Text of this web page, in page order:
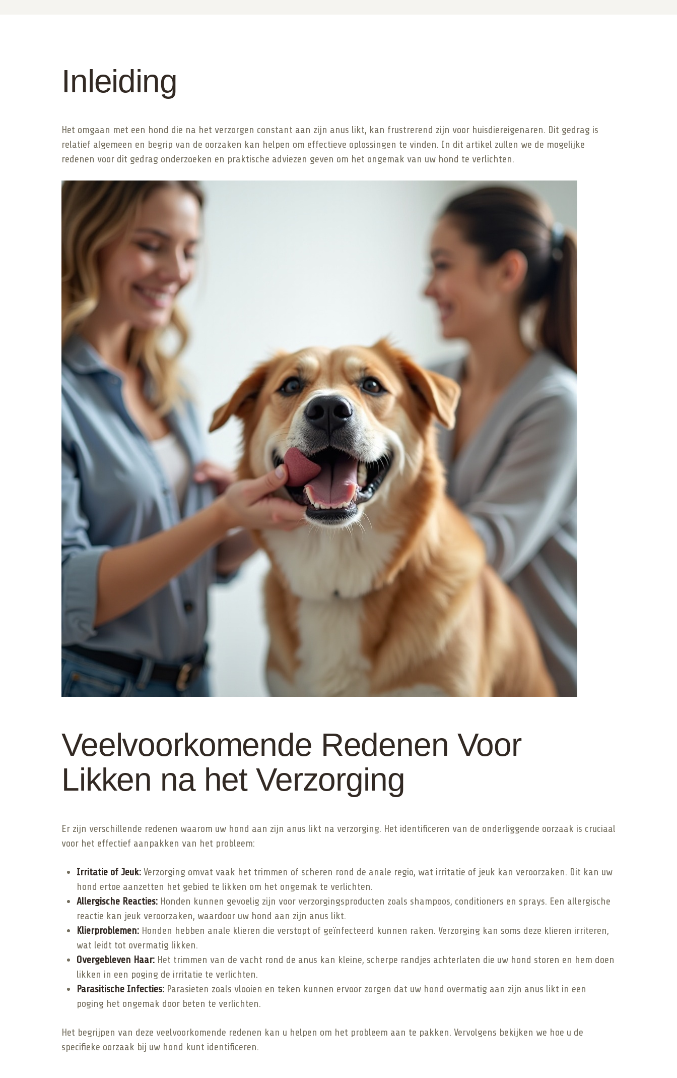
Inleiding
Het omgaan met een hond die na het verzorgen constant aan zijn anus likt, kan frustrerend zijn voor huisdiereigenaren. Dit gedrag is
relatief algemeen en begrip van de oorzaken kan helpen om effectieve oplossingen te vinden. In dit artikel zullen we de mogelijke
redenen voor dit gedrag onderzoeken en praktische adviezen geven om het ongemak van uw hond te verlichten.
Veelvoorkomende Redenen Voor
Likken na het Verzorging
Er zijn verschillende redenen waarom uw hond aan zijn anus likt na verzorging. Het identificeren van de onderliggende oorzaak is cruciaal
voor het effectief aanpakken van het probleem:
Irritatie of Jeuk: Verzorging omvat vaak het trimmen of scheren rond de anale regio, wat irritatie of jeuk kan veroorzaken. Dit kan uw
hond ertoe aanzetten het gebied te likken om het ongemak te verlichten.
Allergische Reacties: Honden kunnen gevoelig zijn voor verzorgingsproducten zoals shampoos, conditioners en sprays. Een allergische
reactie kan jeuk veroorzaken, waardoor uw hond aan zijn anus likt.
Klierproblemen: Honden hebben anale klieren die verstopt of geïnfecteerd kunnen raken. Verzorging kan soms deze klieren irriteren,
wat leidt tot overmatig likken.
Overgebleven Haar: Het trimmen van de vacht rond de anus kan kleine, scherpe randjes achterlaten die uw hond storen en hem doen
likken in een poging de irritatie te verlichten.
Parasitische Infecties: Parasieten zoals vlooien en teken kunnen ervoor zorgen dat uw hond overmatig aan zijn anus likt in een
poging het ongemak door beten te verlichten.
Het begrijpen van deze veelvoorkomende redenen kan u helpen om het probleem aan te pakken. Vervolgens bekijken we hoe u de
specifieke oorzaak bij uw hond kunt identificeren.